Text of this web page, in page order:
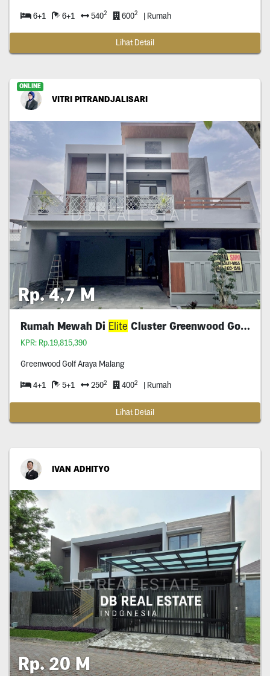
6+1 6+1 5402 6002 | Rumah
Lihat Detail
ONLINE
VITRI PITRANDJALISARI
Rp. 4,7 M
Rumah Mewah Di Elite Cluster Greenwood Golf Araya
KPR: Rp.19,815,390
Greenwood Golf Araya Malang
4+1 5+1 2502 4002 | Rumah
Lihat Detail
IVAN ADHITYO
Rp. 20 M